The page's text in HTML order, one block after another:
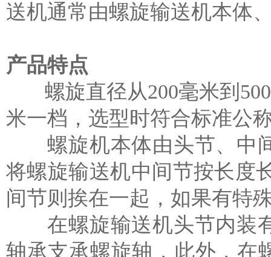
送机通常由螺旋输送机本体
产品特点
螺旋直径从200毫米到500
米一档，选型时符合标准公
螺旋机本体由头节、中间
将螺旋输送机中间节按长度
间节则挨在一起，如果有特
在螺旋输送机头节内装有
轴承支承螺旋轴，此外，在